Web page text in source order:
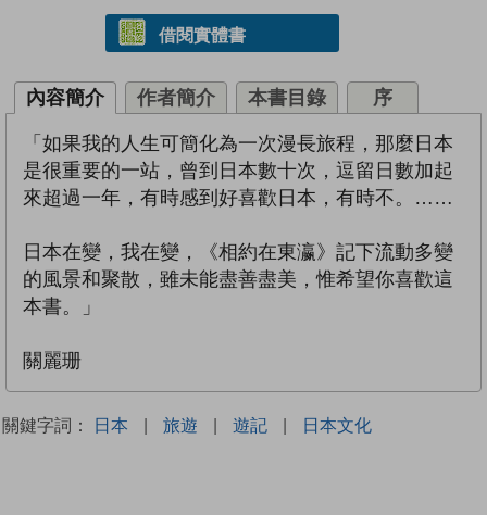
借閱實體書
內容簡介 作者簡介 本書目錄 序
「如果我的人生可簡化為一次漫長旅程，那麼日本
是很重要的一站，曾到日本數十次，逗留日數加起
來超過一年，有時感到好喜歡日本，有時不。……
日本在變，我在變，《相約在東瀛》記下流動多變
的風景和聚散，雖未能盡善盡美，惟希望你喜歡這
本書。」
關麗珊
關鍵字詞： 日本 | 旅遊 | 遊記 | 日本文化